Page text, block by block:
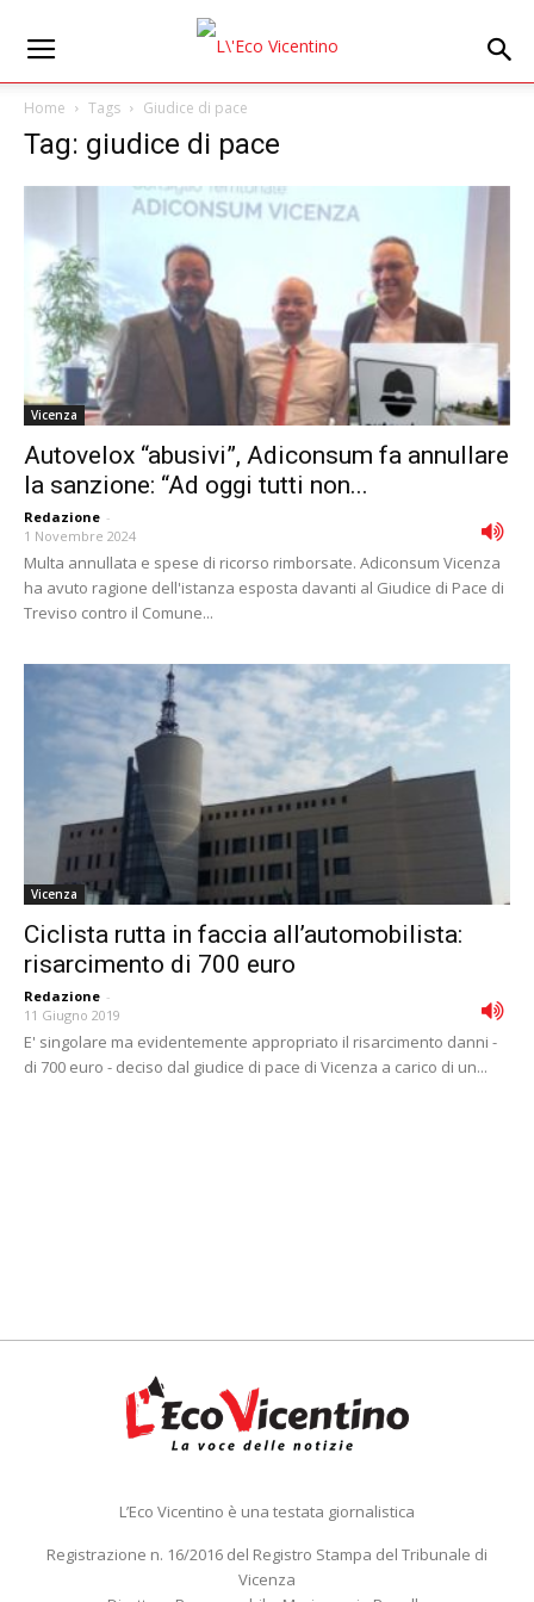
Home Tags Giudice di pace
Tag: giudice di pace
Vicenza
Autovelox “abusivi”, Adiconsum fa annullare
la sanzione: “Ad oggi tutti non...
Redazione -
1 Novembre 2024
Multa annullata e spese di ricorso rimborsate. Adiconsum Vicenza
ha avuto ragione dell'istanza esposta davanti al Giudice di Pace di
Treviso contro il Comune...
Vicenza
Ciclista rutta in faccia all’automobilista:
risarcimento di 700 euro
Redazione -
11 Giugno 2019
E' singolare ma evidentemente appropriato il risarcimento danni -
di 700 euro - deciso dal giudice di pace di Vicenza a carico di un...
L’Eco Vicentino è una testata giornalistica
Registrazione n. 16/2016 del Registro Stampa del Tribunale di
Vicenza